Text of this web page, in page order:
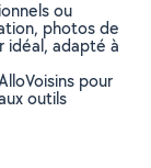
ou
photos de
idéal, adapté à
pour
outils